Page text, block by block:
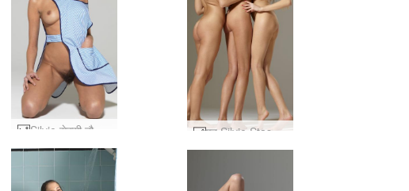
एन Silvie Stasha कार्यशाला सत्र #14